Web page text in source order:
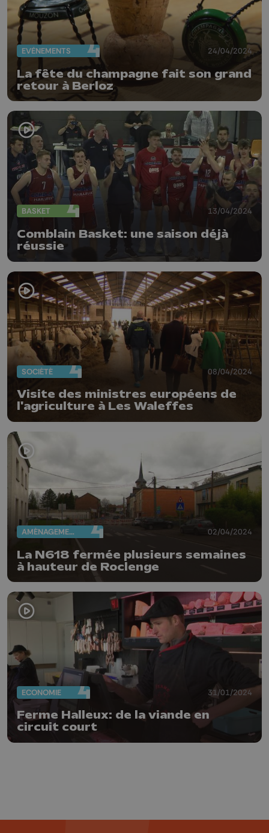
EVÈNEMENTS 24/04/2024
La fête du champagne fait son grand
retour à Berloz
BASKET 13/04/2024
Comblain Basket: une saison déjà
réussie
SOCIÉTÉ 08/04/2024
Visite des ministres européens de
l'agriculture à Les Waleffes
AMÉNAGEMENT DU TERRITOIRE 02/04/2024
La N618 fermée plusieurs semaines
à hauteur de Roclenge
ECONOMIE 31/01/2024
Ferme Halleux: de la viande en
circuit court